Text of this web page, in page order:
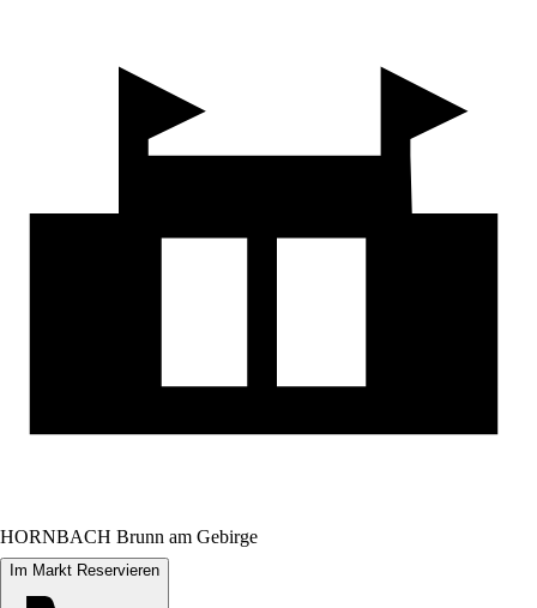
HORNBACH Brunn am Gebirge
Im Markt Reservieren